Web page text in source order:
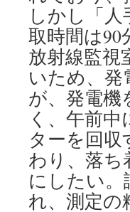
しかし「
取時間は
放射線監視
いため、
が、発電機
く、午前
ターを回
わり、落ち
にしたい
れ、測定の